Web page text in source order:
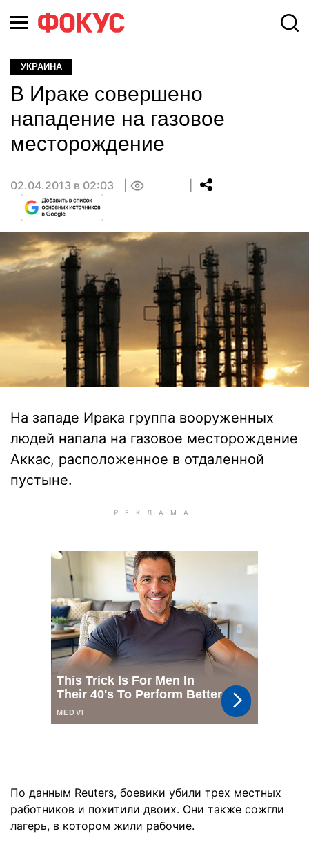
УКРАИНА
В Ираке совершено
нападение на газовое
месторождение
02.04.2013 в 02:03
На западе Ирака группа вооруженных
людей напала на газовое месторождение
Аккас, расположенное в отдаленной
пустыне.
По данным Reuters, боевики убили трех местных
работников и похитили двоих. Они также сожгли
лагерь, в котором жили рабочие.